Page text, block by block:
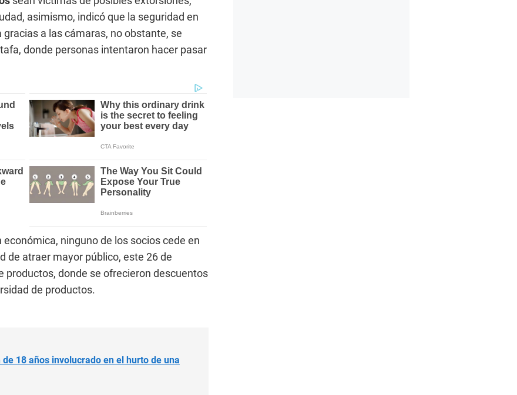
asimismo, indicó que la seguridad en
a las cámaras, no obstante, se
donde personas intentaron hacer pasar
ninguno de los socios cede en
de atraer mayor público, este 26 de
productos, donde se ofrecieron descuentos
de productos.
18 años involucrado en el hurto de una